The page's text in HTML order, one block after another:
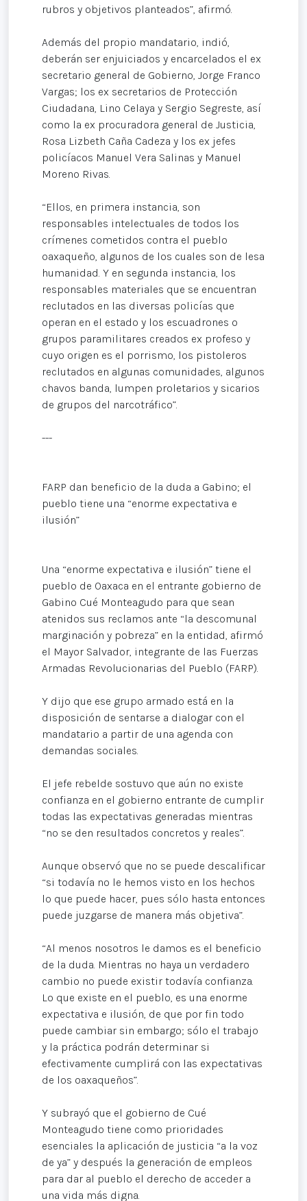
rubros y objetivos planteados”, afirmó.
Además del propio mandatario, indió,
deberán ser enjuiciados y encarcelados el ex
secretario general de Gobierno, Jorge Franco
Vargas; los ex secretarios de Protección
Ciudadana, Lino Celaya y Sergio Segreste, así
como la ex procuradora general de Justicia,
Rosa Lizbeth Caña Cadeza y los ex jefes
policíacos Manuel Vera Salinas y Manuel
Moreno Rivas.
“Ellos, en primera instancia, son
responsables intelectuales de todos los
crímenes cometidos contra el pueblo
oaxaqueño, algunos de los cuales son de lesa
humanidad. Y en segunda instancia, los
responsables materiales que se encuentran
reclutados en las diversas policías que
operan en el estado y los escuadrones o
grupos paramilitares creados ex profeso y
cuyo origen es el porrismo, los pistoleros
reclutados en algunas comunidades, algunos
chavos banda, lumpen proletarios y sicarios
de grupos del narcotráfico”.
---
FARP dan beneficio de la duda a Gabino; el
pueblo tiene una “enorme expectativa e
ilusión”
Una “enorme expectativa e ilusión” tiene el
pueblo de Oaxaca en el entrante gobierno de
Gabino Cué Monteagudo para que sean
atenidos sus reclamos ante “la descomunal
marginación y pobreza” en la entidad, afirmó
el Mayor Salvador, integrante de las Fuerzas
Armadas Revolucionarias del Pueblo (FARP).
Y dijo que ese grupo armado está en la
disposición de sentarse a dialogar con el
mandatario a partir de una agenda con
demandas sociales.
El jefe rebelde sostuvo que aún no existe
confianza en el gobierno entrante de cumplir
todas las expectativas generadas mientras
“no se den resultados concretos y reales”.
Aunque observó que no se puede descalificar
“si todavía no le hemos visto en los hechos
lo que puede hacer, pues sólo hasta entonces
puede juzgarse de manera más objetiva”.
“Al menos nosotros le damos es el beneficio
de la duda. Mientras no haya un verdadero
cambio no puede existir todavía confianza.
Lo que existe en el pueblo, es una enorme
expectativa e ilusión, de que por fin todo
puede cambiar sin embargo; sólo el trabajo
y la práctica podrán determinar si
efectivamente cumplirá con las expectativas
de los oaxaqueños”.
Y subrayó que el gobierno de Cué
Monteagudo tiene como prioridades
esenciales la aplicación de justicia “a la voz
de ya” y después la generación de empleos
para dar al pueblo el derecho de acceder a
una vida más digna.